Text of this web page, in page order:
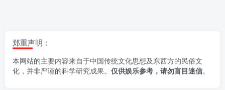
郑重声明：
本网站的主要内容来自于中国传统文化思想及东西方的民俗文
化，并非严谨的科学研究成果。 仅供娱乐参考，请勿盲目迷信。